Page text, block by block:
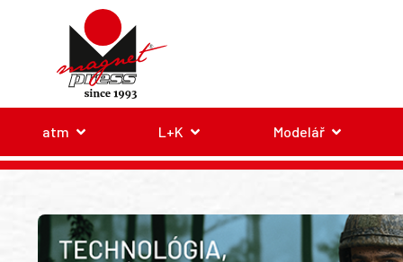
atm L+K Modelář